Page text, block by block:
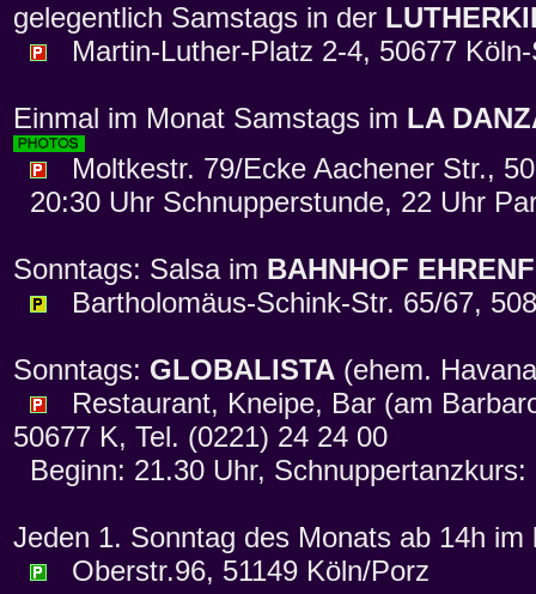
gelegentlich Samstags in der
Martin-Luther-Platz 2-4, 50677
Einmal im Monat Samstags im LA
Moltkestr. 79/Ecke Aachener Str.,
20:30 Uhr Schnupperstunde, 22 Uhr
Sonntags: Salsa im BAHNHOF
Bartholomäus-Schink-Str. 65/67,
Sonntags: GLOBALISTA (ehem.
Restaurant, Kneipe, Bar (am
50677 K, Tel. (0221) 24 24 00
Beginn: 21.30 Uhr,
Jeden 1. Sonntag des Monats ab 14h im
Oberstr.96, 51149 Köln/Porz